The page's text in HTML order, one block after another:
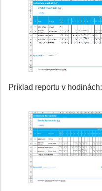
Príklad reportu v hodinách: